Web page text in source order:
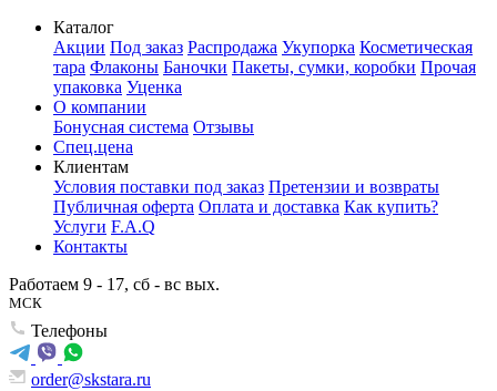
Каталог
Акции Под заказ Распродажа Укупорка Косметическая
тара Флаконы Баночки Пакеты, сумки, коробки Прочая
упаковка Уценка
О компании
Бонусная система Отзывы
Спец.цена
Клиентам
Условия поставки под заказ Претензии и возвраты
Публичная оферта Оплата и доставка Как купить?
Услуги F.A.Q
Контакты
Работаем 9 - 17, сб - вс вых.
МСК
Телефоны
order@skstara.ru